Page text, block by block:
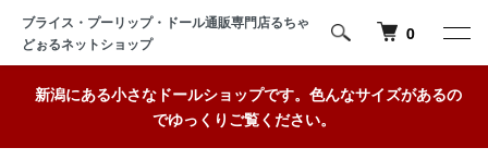
ブライス・プーリップ・ドール通販専門店るちゃ
どぉるネットショップ
0
新潟にある小さなドールショップです。色んなサイズがあるの
でゆっくりご覧ください。